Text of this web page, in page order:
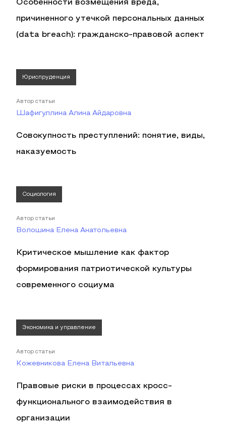
Особенности возмещения вреда,
причиненного утечкой персональных данных
(data breach): гражданско-правовой аспект
Юриспруденция
Автор статьи
Шафигуллина Алина Айдаровна
Совокупность преступлений: понятие, виды,
наказуемость
Социология
Автор статьи
Волошина Елена Анатольевна
Критическое мышление как фактор
формирования патриотической культуры
современного социума
Экономика и управление
Автор статьи
Кожевникова Елена Витальевна
Правовые риски в процессах кросс-
функционального взаимодействия в
организации